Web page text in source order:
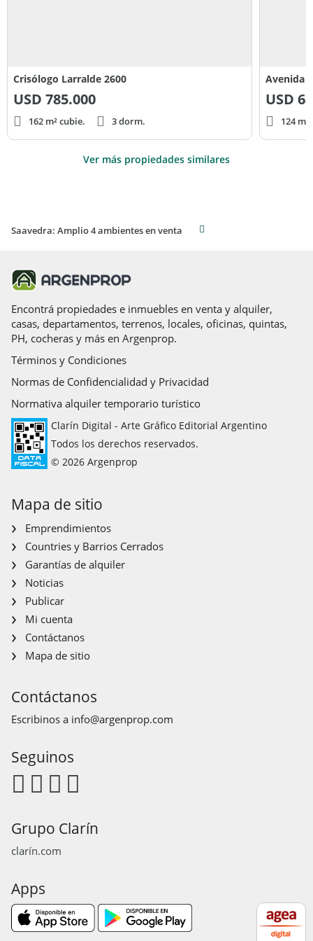
Crisólogo Larralde 2600
USD 785.000
162 m² cubie. 3 dorm.
Avenida
USD
124
Ver más propiedades similares
Saavedra: Amplio 4 ambientes en venta
Encontrá propiedades e inmuebles en venta y alquiler,
casas, departamentos, terrenos, locales, oficinas, quintas,
PH, cocheras y más en Argenprop.
Términos y Condiciones
Normas de Confidencialidad y Privacidad
Normativa alquiler temporario turístico
Clarín Digital - Arte Gráfico Editorial Argentino
Todos los derechos reservados.
© 2026 Argenprop
Mapa de sitio
Emprendimientos
Countries y Barrios Cerrados
Garantías de alquiler
Noticias
Publicar
Mi cuenta
Contáctanos
Mapa de sitio
Contáctanos
Escribinos a info@argenprop.com
Seguinos
Grupo Clarín
clarín.com
Apps